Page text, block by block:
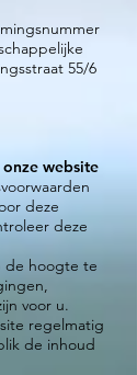
55/6
website
deze
deze
de hoogte te
voor u.
regelmatig
de inhoud